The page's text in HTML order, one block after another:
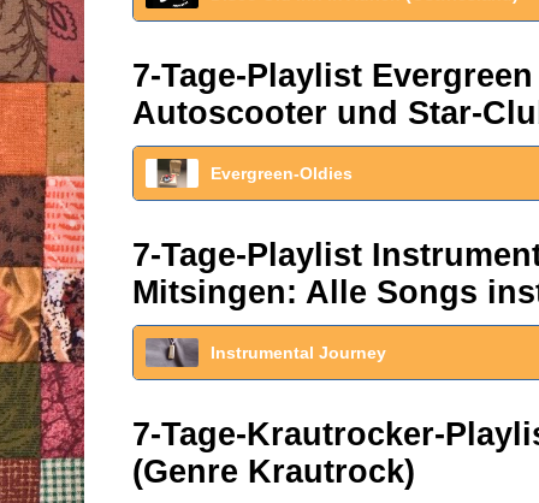
7-Tage-Playlist
Autoscooter und Star-
Evergreen-Oldies
7-Tage-Playlist
Mitsingen: Alle Songs
Instrumental Journey
7-Tage-Krautrocker-
(Genre Krautrock)